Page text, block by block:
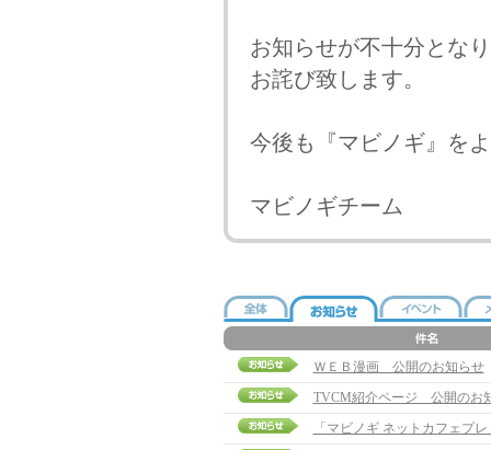
お知らせが不十分とな
お詫び致します。
今後も『マビノギ』を
マビノギチーム
ＷＥＢ漫画 公開のお知らせ
TVCM紹介ページ 公開のお
「マビノギ ネットカフェプ